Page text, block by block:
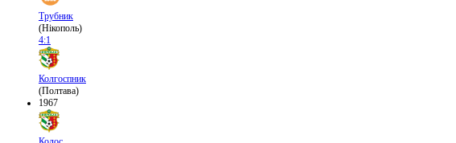
Трубник
(Нікополь)
4:1
Колгоспник
(Полтава)
1967